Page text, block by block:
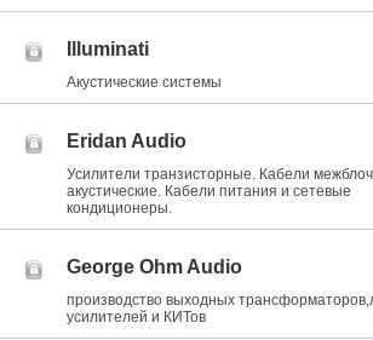
Illuminati
Акустические системы
Eridan Audio
Усилители транзисторные. Кабели
акустические. Кабели питания и сетевые
кондиционеры.
George Ohm Audio
производство выходных
усилителей и КИТов